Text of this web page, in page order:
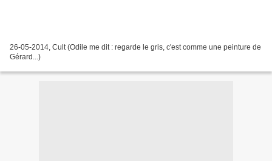
26-05-2014, Cult (Odile me dit : regarde le gris, c'est comme une peinture de
Gérard...)